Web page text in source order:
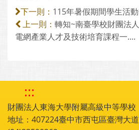
下一則： 115年暑假期間學生活
上一則： 轉知~南臺學校財團法
電網產業人才及技術培育課程一....
:::
財團法人東海大學附屬高級中等學校
地址：407224臺中市西屯區臺灣大